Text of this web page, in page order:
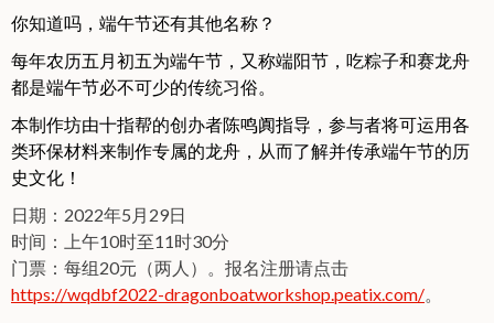
你知道吗，端午节还有其他名称？
每年农历五月初五为端午节，又称端阳节，吃粽子和赛龙舟
都是端午节必不可少的传统习俗。
本制作坊由十指帮的创办者陈鸣阗指导，参与者将可运用各
类环保材料来制作专属的龙舟，从而了解并传承端午节的历
史文化！
日期：2022年5月29日
时间：上午10时至11时30分
门票：每组20元（两人）。报名注册请点击
https://wqdbf2022-dragonboatworkshop.peatix.com/